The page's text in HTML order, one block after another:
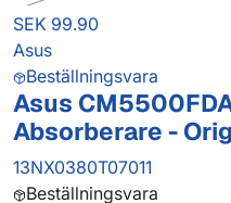
SEK 99.90
Asus
Beställningsvara
Asus
Absorberare -
13NX0380T07011
Beställningsvara